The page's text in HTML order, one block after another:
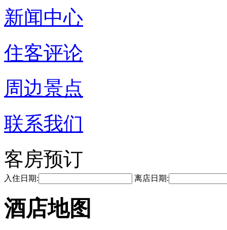
新闻中心
住客评论
周边景点
联系我们
客房预订
入住日期: 离店日期:
酒店地图